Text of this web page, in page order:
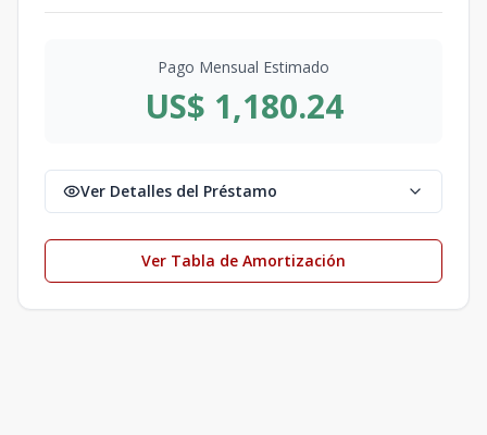
Pago Mensual Estimado
US$ 1,180.24
Ver Detalles del Préstamo
Ver Tabla de Amortización